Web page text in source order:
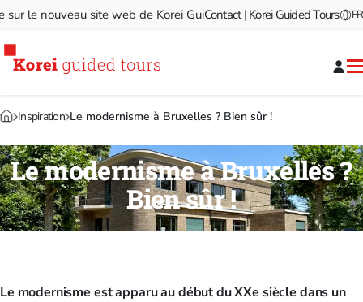
le nouveau site web de Korei Guided Tours! Bienvenue sur
Contact | Korei Guided Tours FR
Inspiration Le modernisme à Bruxelles ? Bien sûr !
Le modernisme à Bruxelles ?
Bien sûr !
Le modernisme est apparu au début du XXe siècle dans un